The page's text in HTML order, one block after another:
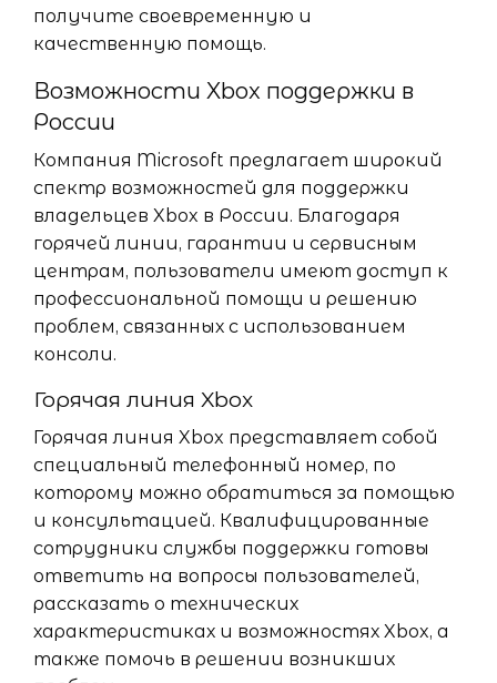
получите своевременную и
качественную помощь.
Возможности Xbox поддержки в
России
Компания Microsoft предлагает широкий
спектр возможностей для поддержки
владельцев Xbox в России. Благодаря
горячей линии, гарантии и сервисным
центрам, пользователи имеют доступ к
профессиональной помощи и решению
проблем, связанных с использованием
консоли.
Горячая линия Xbox
Горячая линия Xbox представляет собой
специальный телефонный номер, по
которому можно обратиться за помощью
и консультацией. Квалифицированные
сотрудники службы поддержки готовы
ответить на вопросы пользователей,
рассказать о технических
характеристиках и возможностях Xbox, а
также помочь в решении возникших